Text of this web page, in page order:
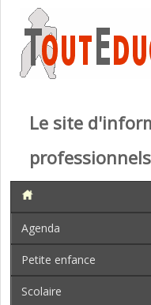
Le site
Agenda
Petite enfance
Scolaire